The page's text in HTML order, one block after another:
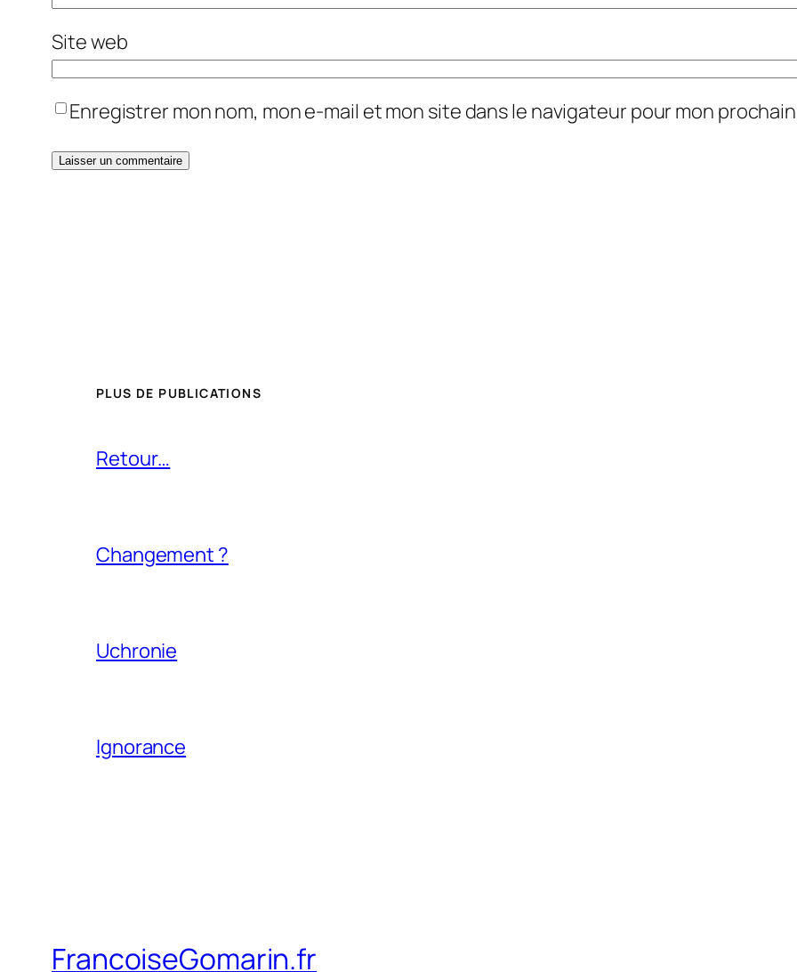
Site web
Enregistrer mon nom, mon e-mail et mon site dans le navigateur pour mon
PLUS DE PUBLICATIONS
Retour…
Changement ?
Uchronie
Ignorance
FrancoiseGomarin.fr